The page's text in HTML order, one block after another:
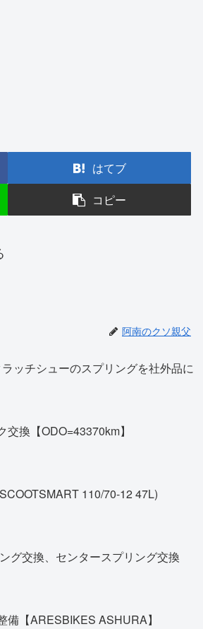
はてブ
コピー
阿南のクソ親父
ッチシューのスプリングを社外品に
換【ODO=43370km】
110/70-12 47L)
グ交換、センタースプリング交換
備【ARESBIKES ASHURA】